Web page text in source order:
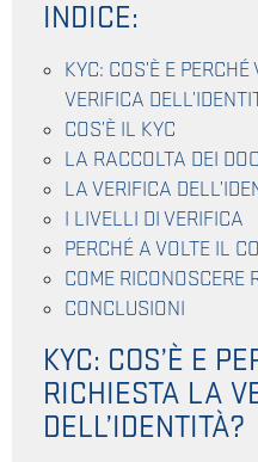
INDICE:
KYC: COS’È E
VERIFICA
COS’È IL KYC
LA RACCOLTA DEI
LA VERIFICA
I LIVELLI DI VERIFICA
PERCHÉ A VOLTE IL
COME RICONOSCERE
CONCLUSIONI
KYC: COS’È E
RICHIESTA LA
DELL’IDENTITÀ?